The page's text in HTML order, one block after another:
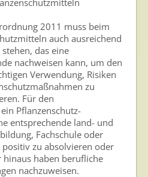
2011 muss beim
auch ausreichend
das eine
nachweisen kann, um den
Verwendung, Risiken
zu
Für den
Pflanzenschutz-
entsprechende land- und
Fachschule oder
zu absolvieren oder
hinaus haben berufliche
nachzuweisen.